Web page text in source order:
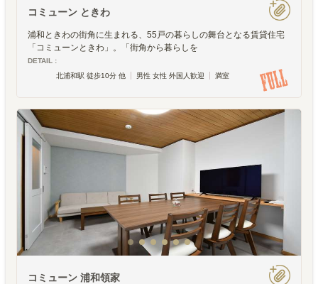
コミューン ときわ
浦和ときわの街角に生まれる、55戸の暮らしの舞台となる賃貸住宅
「コミューンときわ」。「街角から暮らしを
DETAIL :
北浦和駅 徒歩10分 他
男性 女性 外国人歓迎 満室
コミューン 浦和領家